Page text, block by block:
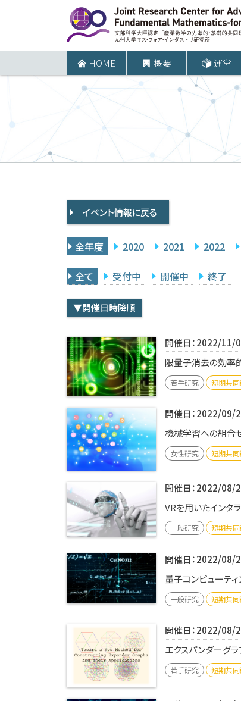
ツ
プ
HOME 概要 運営
イベント情報に戻る
全年度 2020 2021 2022
全て 受付中 開催中 終了
▼開催日時降順
開催日：2022/
限量子消去の効率
若手研究 短期共
開催日：2022/
機械学習への組合
女性研究 短期共
開催日：2022/
VRを用いたインタ
一般研究 短期共
開催日：2022/
量子コンピューテ
一般研究 短期共
開催日：2022/
エクスパンダーグ
若手研究 短期共